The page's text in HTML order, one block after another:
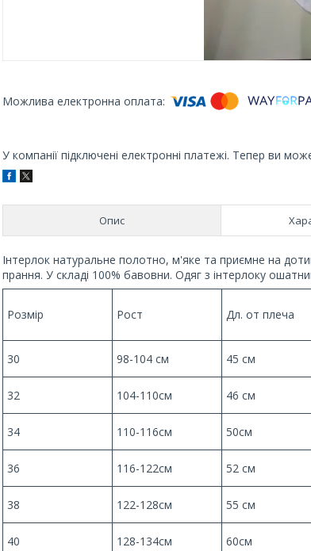
У компанії підключені електронні платежі. Тепер ви
Опис
Інтерлок натуральне полотно, м'яке та приємне на
прання. У складі 100% бавовни. Одяг з інтерлоку
Розмір Рост Дл. от плеча
30 98-104 см 45 см
32 104-110см 46 см
34 110-116см 50см
36 116-122см 52 см
38 122-128см 55 см
40 128-134см 60см